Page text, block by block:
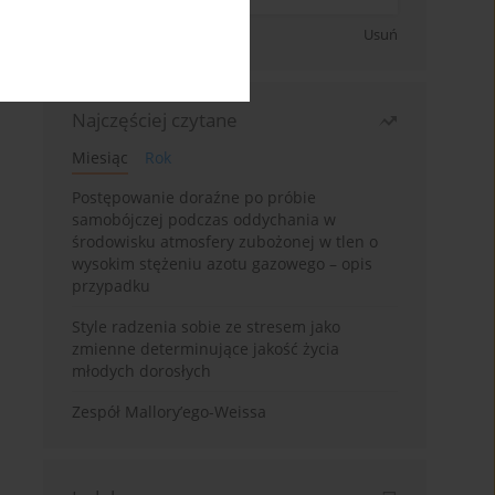
Usuń
Najczęściej czytane
Miesiąc
Rok
Postępowanie doraźne po próbie
samobójczej podczas oddychania w
środowisku atmosfery zubożonej w tlen o
wysokim stężeniu azotu gazowego – opis
przypadku
Style radzenia sobie ze stresem jako
zmienne determinujące jakość życia
młodych dorosłych
Zespół Mallory’ego-Weissa